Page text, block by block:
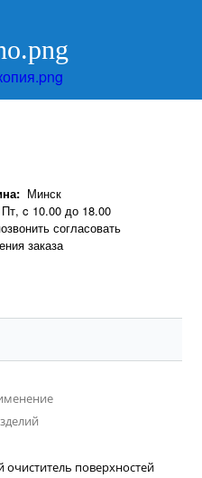
Минск
c 10.00 до 18.00
согласовать
заказа
очиститель поверхностей